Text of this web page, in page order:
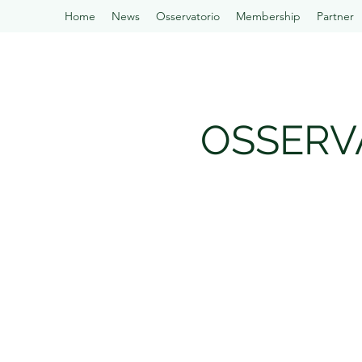
Home News Osservatorio Membership Partner